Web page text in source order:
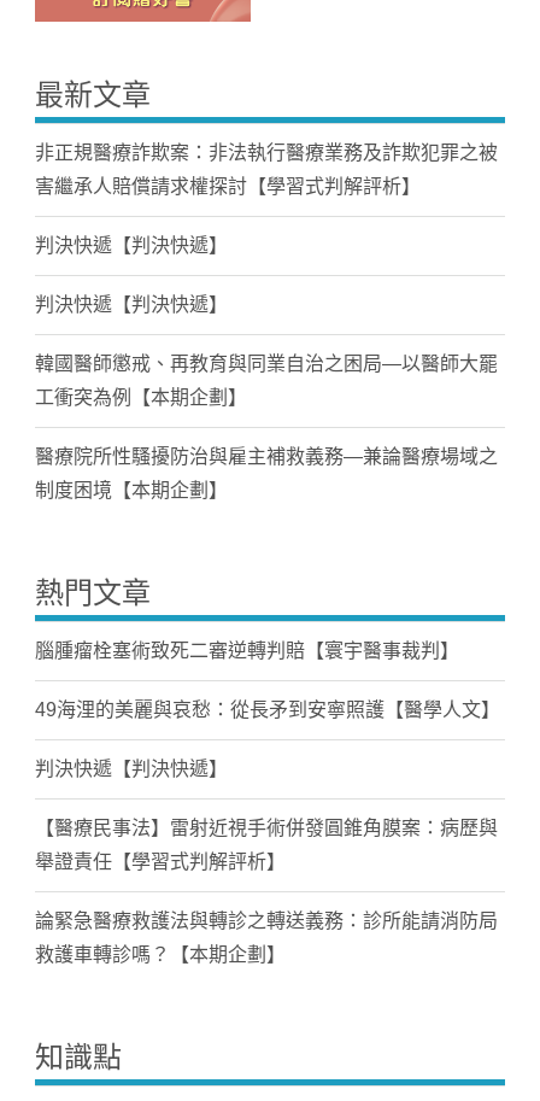
最新文章
非正規醫療詐欺案：非法執行醫療業務及詐欺犯罪之被
害繼承人賠償請求權探討【學習式判解評析】
判決快遞【判決快遞】
判決快遞【判決快遞】
韓國醫師懲戒、再教育與同業自治之困局—以醫師大罷
工衝突為例【本期企劃】
醫療院所性騷擾防治與雇主補救義務—兼論醫療場域之
制度困境【本期企劃】
熱門文章
腦腫瘤栓塞術致死二審逆轉判賠【寰宇醫事裁判】
49海浬的美麗與哀愁：從長矛到安寧照護【醫學人文】
判決快遞【判決快遞】
【醫療民事法】雷射近視手術併發圓錐角膜案：病歷與
舉證責任【學習式判解評析】
論緊急醫療救護法與轉診之轉送義務：診所能請消防局
救護車轉診嗎？【本期企劃】
知識點